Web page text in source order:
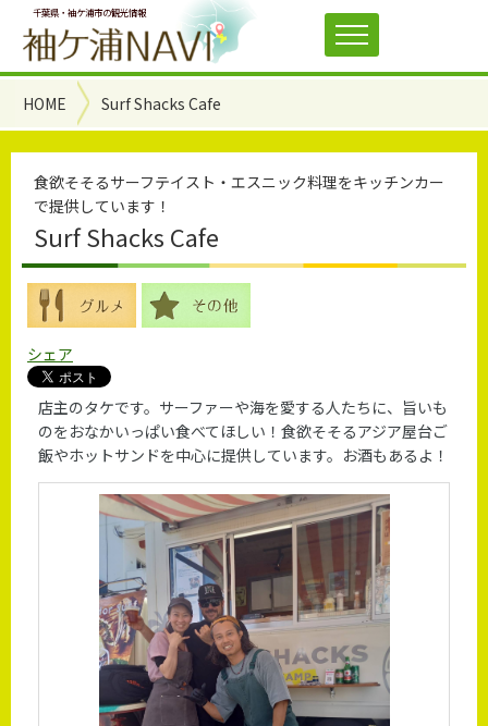
千葉県・袖ケ浦市の観光情報
HOME Surf Shacks Cafe
食欲そそるサーフテイスト・エスニック料理をキッチンカー
で提供しています！
Surf Shacks Cafe
シェア
店主のタケです。サーファーや海を愛する人たちに、旨いも
のをおなかいっぱい食べてほしい！食欲そそるアジア屋台ご
飯やホットサンドを中心に提供しています。お酒もあるよ！